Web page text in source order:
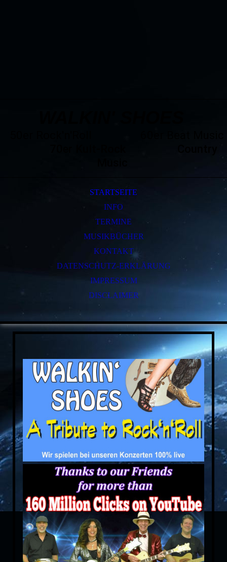
STARTSEITE
INFO
TERMINE
MUSIKBÜCHER
KONTAKT
DATENSCHUTZ-ERKLÄRUNG
IMPRESSUM
DISCLAIMER